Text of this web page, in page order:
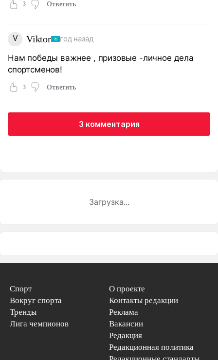
3 Ответить
V Viktor год назад
Нам победы важнее , призовые -личное дела
спортсменов!
3 Ответить
3 комментария
Загрузка...
Спорт
Вокруг спорта
Тренды
Лига чемпионов
О проекте
Контакты редакции
Реклама
Вакансии
Редакция
Редакционная политика